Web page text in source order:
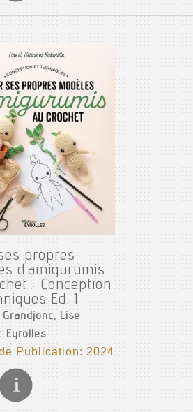
propres
d'amigurumis
: Conception
Ed. 1
Grandjonc, Lise
Eyrolles
Publication: 2024